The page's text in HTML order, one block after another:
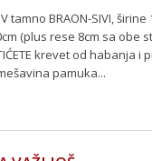
tamno BRAON-SIVI, širine
(plus rese 8cm sa obe
krevet od habanja i
pamuka...